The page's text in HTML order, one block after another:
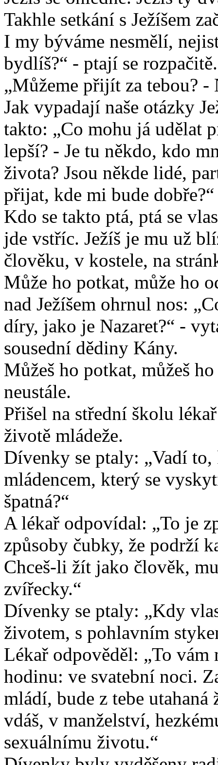
Takhle setkání s Ježíšem
I my býváme nesmělí,
bydlíš?“ - ptají se
„Můžeme přijít za tebou? -
Jak vypadají naše otázky
takto: „Co mohu já udělat
lepší? - Je tu někdo, kdo
života? Jsou někde lidé,
přijat, kde mi bude dobře?“
Kdo se takto ptá, ptá se
jde vstříc. Ježíš je mu už
člověku, v kostele, na
Může ho potkat, může ho
nad Ježíšem ohrnul nos:
díry, jako je Nazaret?“ -
sousední dědiny Kány.
Můžeš ho potkat, můžeš
neustále.
Přišel na střední školu
životě mládeže.
Dívenky se ptaly: „Vadí
mládencem, který se
špatná?“
A lékař odpovídal: „To je
způsoby čubky, že podrží
Chceš-li žít jako člověk,
zvířecky.“
Dívenky se ptaly: „Kdy
životem, s pohlavním
Lékař odpověděl: „To vám
hodinu: ve svatební noci.
mládí, bude z tebe utahaná
vdáš, v manželství,
sexuálnímu životu.“